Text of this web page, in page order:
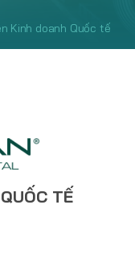
Kinh doanh Quốc tế
TẾ